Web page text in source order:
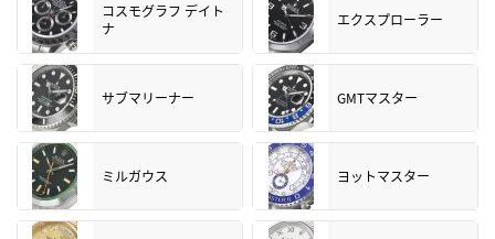
コスモグラフ デイト
ナ
エクスプローラー
サブマリーナー GMTマスター
ミルガウス ヨットマスター